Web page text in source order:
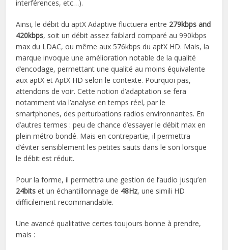
interférences, etc…).
Ainsi, le débit du aptX Adaptive fluctuera entre 279kbps and
420kbps, soit un débit assez faiblard comparé au 990kbps
max du LDAC, ou même aux 576kbps du aptX HD. Mais, la
marque invoque une amélioration notable de la qualité
d’encodage, permettant une qualité au moins équivalente
aux aptX et AptX HD selon le contexte. Pourquoi pas,
attendons de voir. Cette notion d’adaptation se fera
notamment via l’analyse en temps réel, par le
smartphones, des perturbations radios environnantes. En
d’autres termes : peu de chance d’essayer le débit max en
plein métro bondé. Mais en contrepartie, il permettra
d’éviter sensiblement les petites sauts dans le son lorsque
le débit est réduit.
Pour la forme, il permettra une gestion de l’audio jusqu’en
24bits et un échantillonnage de 48Hz, une simili HD
difficilement recommandable.
Une avancé qualitative certes toujours bonne à prendre,
mais :